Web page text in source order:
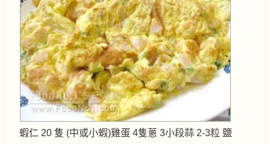
蝦仁 20 隻 (中或小蝦)雞蛋 4隻蔥 3小段蒜 2-3粒 鹽